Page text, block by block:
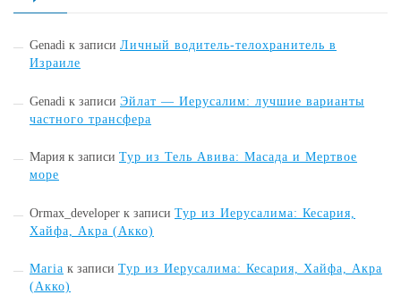
Genadi к записи Личный водитель-телохранитель в
Израиле
Genadi к записи Эйлат — Иерусалим: лучшие варианты
частного трансфера
Мария к записи Тур из Тель Авива: Масада и Мертвое
море
Ormax_developer к записи Тур из Иерусалима: Кесария,
Хайфа, Акра (Акко)
Maria к записи Тур из Иерусалима: Кесария, Хайфа, Акра
(Акко)